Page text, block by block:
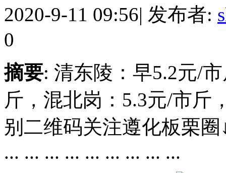
2020-9-11 09:56| 发布者:
0
摘要: 清东陵：早5.2元/
斤，混北岗：5.3元/市斤
别二维码关注遵化板栗圈
... ... ... ... ... ... ... ... ...